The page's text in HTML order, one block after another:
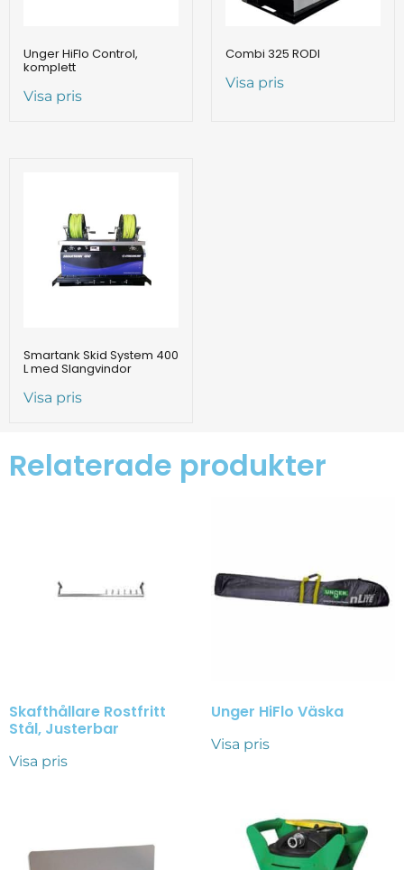
Unger HiFlo Control,
komplett
Visa pris
Combi 325 RODI
Visa pris
Smartank Skid System 400
L med Slangvindor
Visa pris
Relaterade produkter
Skafthållare Rostfritt
Stål, Justerbar
Visa pris
Unger HiFlo Väska
Visa pris